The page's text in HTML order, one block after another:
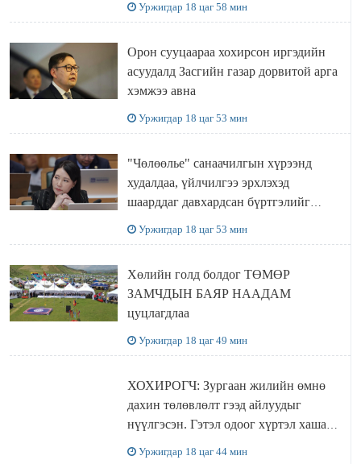
Уржигдар 18 цаг 58 мин
Орон сууцаараа хохирсон иргэдийн
асуудалд Засгийн газар дорвитой арга
хэмжээ авна
Уржигдар 18 цаг 53 мин
"Чөлөөлье" санаачилгын хүрээнд
худалдаа, үйлчилгээ эрхлэхэд
шаарддаг давхардсан бүртгэлийг
Уржигдар 18 цаг 53 мин
Хөлийн голд болдог ТӨМӨР
ЗАМЧДЫН БАЯР НААДАМ
цуцлагдлаа
Уржигдар 18 цаг 49 мин
ХОХИРОГЧ: Зургаан жилийн өмнө
дахин төлөвлөлт гээд айлуудыг
нүүлгэсэн. Гэтэл одоог хүртэл хашаа
Уржигдар 18 цаг 44 мин